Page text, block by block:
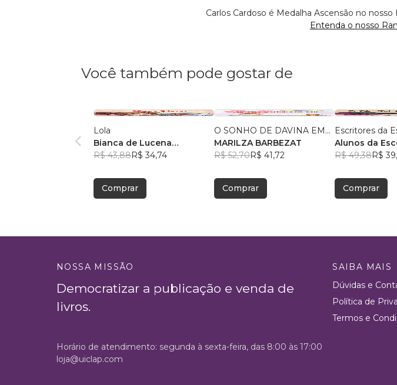
Carlos Cardoso é Medalha Ascensão no
Entenda o nosso
Você também pode gostar de
Lola
Bianca de Lucena
Coutinho de Oliveira
R$ 43,88R$ 34,74
Comprar
O SONHO DE DAVINA EM...
MARILZA BARBEZAT
R$ 52,70R$ 41,72
Comprar
Escritores da
Alunos da
Bezerra, +2
R$ 49,38R$
Comprar
NOSSA MISSÃO
Democratizar a publicação e venda de
livros.
SAIBA MAIS
Dúvidas e
Política de
Termos e
Horário de atendimento: segunda à sexta-feira, das 8:00 às 17:00
loja@uiclap.com